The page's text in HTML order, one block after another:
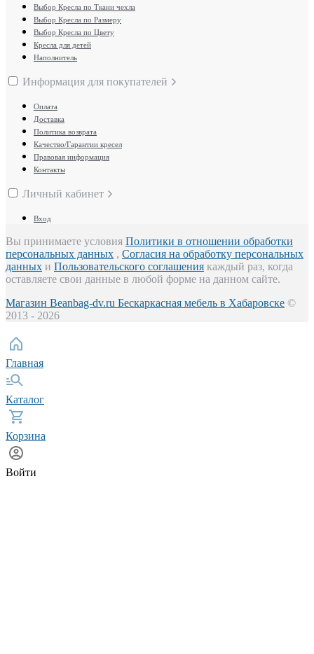
Выбор Кресла по Ткани чехла
Выбор Кресла по Размеру
Выбор Кресла по Цвету
Кресла для детей
Наполнитель
Информация для покупателей
Оплата
Доставка
Политика возврата
Качество/Гарантии кресел
Правовая информация
Контакты
Личный кабинет
Вход
Вы принимаете условия Политики в отношении обработки
персональных данных , Согласия на обработку персональных
данных и Пользовательского соглашения каждый раз, когда
оставляете свои данные в любой форме на данном сайте.
Магазин Beanbag-dv.ru Бескаркасная мебель в Хабаровске ©
2013 - 2026
Главная
Каталог
Корзина
Войти